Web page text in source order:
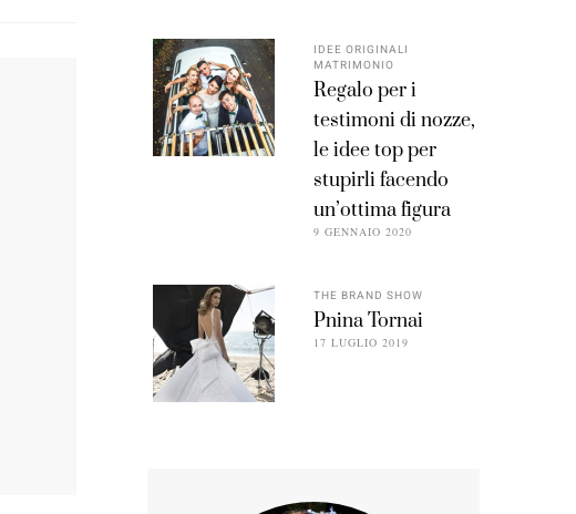
IDEE ORIGINALI
MATRIMONIO
Regalo per i
testimoni di nozze,
le idee top per
stupirli facendo
un’ottima figura
9 GENNAIO 2020
THE BRAND SHOW
Pnina Tornai
17 LUGLIO 2019